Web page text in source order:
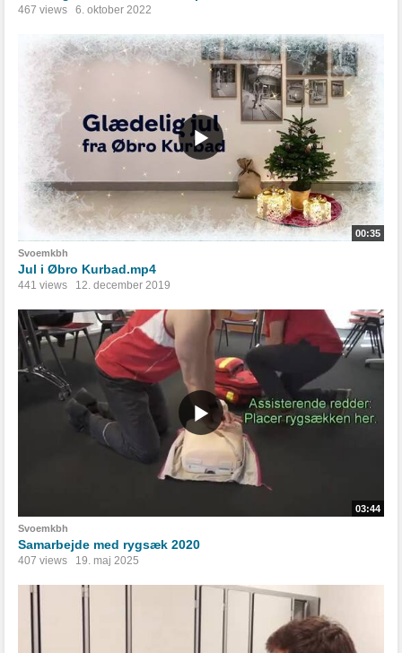
467 views 6. oktober 2022
00:35
Svoemkbh
Jul i Øbro Kurbad.mp4
441 views 12. december 2019
03:44
Svoemkbh
Samarbejde med rygsæk 2020
407 views 19. maj 2025